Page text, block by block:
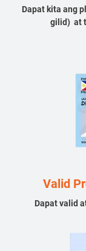
Dapat kita ang
gilid) at
Valid
Dapat valid